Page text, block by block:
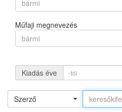
bármi
Műfaji megnevezés
bármi
Kiadás éve
Szerző